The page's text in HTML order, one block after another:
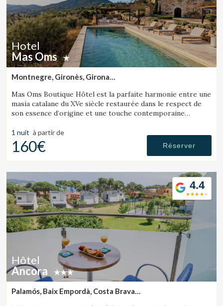
Hotel
Mas Oms
Montnegre, Gironès, Girona
Mas Oms Boutique Hôtel est la parfaite harmonie entre une
masia catalane du XVe siècle restaurée dans le respect de
son essence d’origine et une touche contemporaine
Parc Naturel des Gavarres, cet hôtel rural de charme offre
calme absolu et vues spectaculaires, garantissant un séjour
en pleine connexion avec la nature sur la Costa Brava.
L’établissement dispose de 6 chambres décorées avec soin,
d’une piscine chauffée, d’un restaurant sur place, d’un
terrain de pétanque, d’un espace chill-out, de services de
massage et de yoga, de location de vélos et d’équipements
spécialisés pour les cyclistes.
1 nuit à partir de
160€ Réserver
4.4
Hôtel
Ancora
Palamós, Baix Empordà, Costa Brava